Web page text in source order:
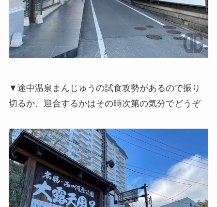
▼途中温泉まんじゅうの試食攻勢があるので振り
切るか、迎合するかはその時次第の気分でどうぞ